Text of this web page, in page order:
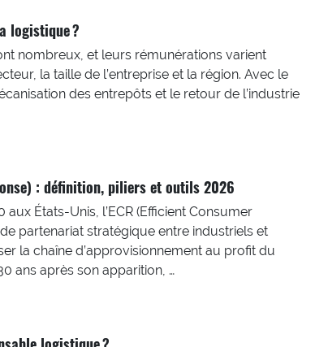
logistique ?
nombreux, et leurs rémunérations varient
la taille de l’entreprise et la région. Avec le
des entrepôts et le retour de l’industrie
: définition, piliers et outils 2026
États-Unis, l’ECR (Efficient Consumer
partenariat stratégique entre industriels et
la chaîne d’approvisionnement au profit du
ans après son apparition, …